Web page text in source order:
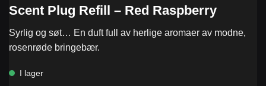
Scent Plug Refill – Red Raspberry
Syrlig og søt… En duft full av herlige aromaer av modne,
rosenrøde bringebær.